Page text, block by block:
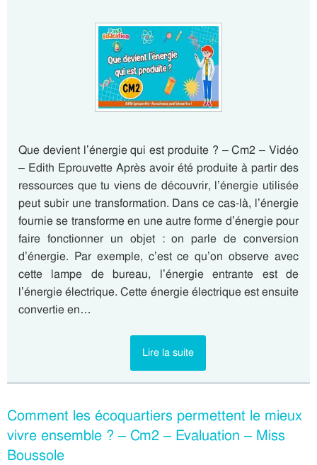
Que devient l’énergie qui est produite ? – Cm2 – Vidéo
– Edith Eprouvette Après avoir été produite à partir des
ressources que tu viens de découvrir, l’énergie utilisée
peut subir une transformation. Dans ce cas-là, l’énergie
fournie se transforme en une autre forme d’énergie pour
faire fonctionner un objet : on parle de conversion
d’énergie. Par exemple, c’est ce qu’on observe avec
cette lampe de bureau, l’énergie entrante est de
l’énergie électrique. Cette énergie électrique est ensuite
convertie en…
Lire la suite
Comment les écoquartiers permettent le mieux
vivre ensemble ? – Cm2 – Evaluation – Miss
Boussole